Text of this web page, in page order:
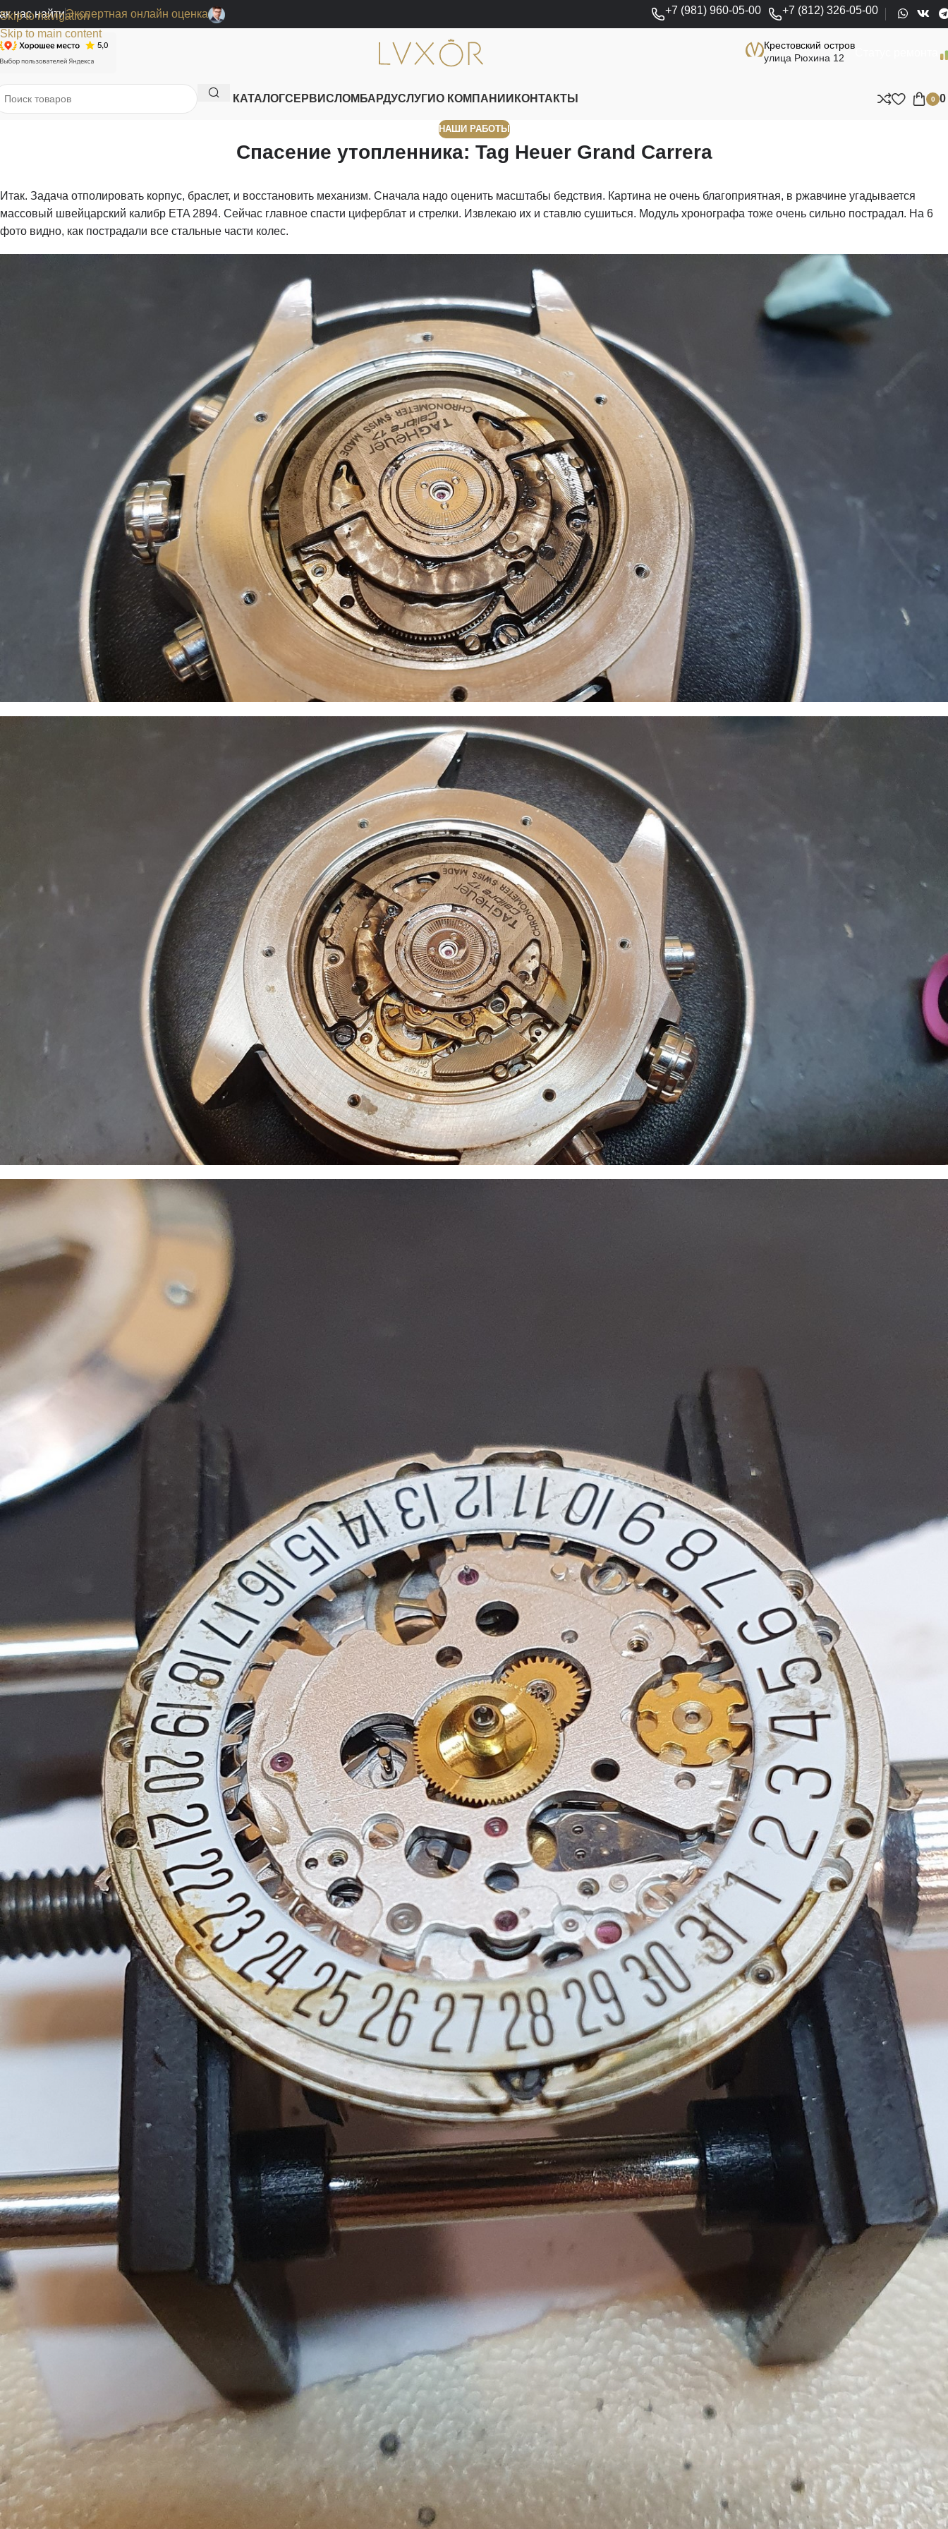
Skip to navigation
Skip to main content
нас найтиЭкспертная онлайн оценка +7 (981) 960-05-00 +7 (812) 326-05-00
Крестовский остров
улица Рюхина 12
КАТАЛОГСЕРВИСЛОМБАРДУСЛУГИО КОМПАНИИ КОНТАКТЫ 0 0
НАШИ РАБОТЫ
Спасение утопленника: Tag Heuer Grand Carrera
Итак. Задача отполировать корпус, браслет, и восстановить механизм. Сначала надо оценить масштабы бедствия. Картина не очень благоприятная, в ржавчине угадывается
массовый швейцарский калибр ETA 2894. Сейчас главное спасти циферблат и стрелки. Извлекаю их и ставлю сушиться. Модуль хронографа тоже очень сильно пострадал. На 6
фото видно, как пострадали все стальные части колес.